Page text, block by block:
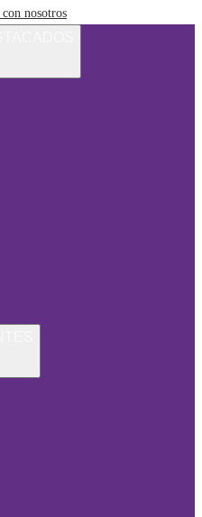
nosotros